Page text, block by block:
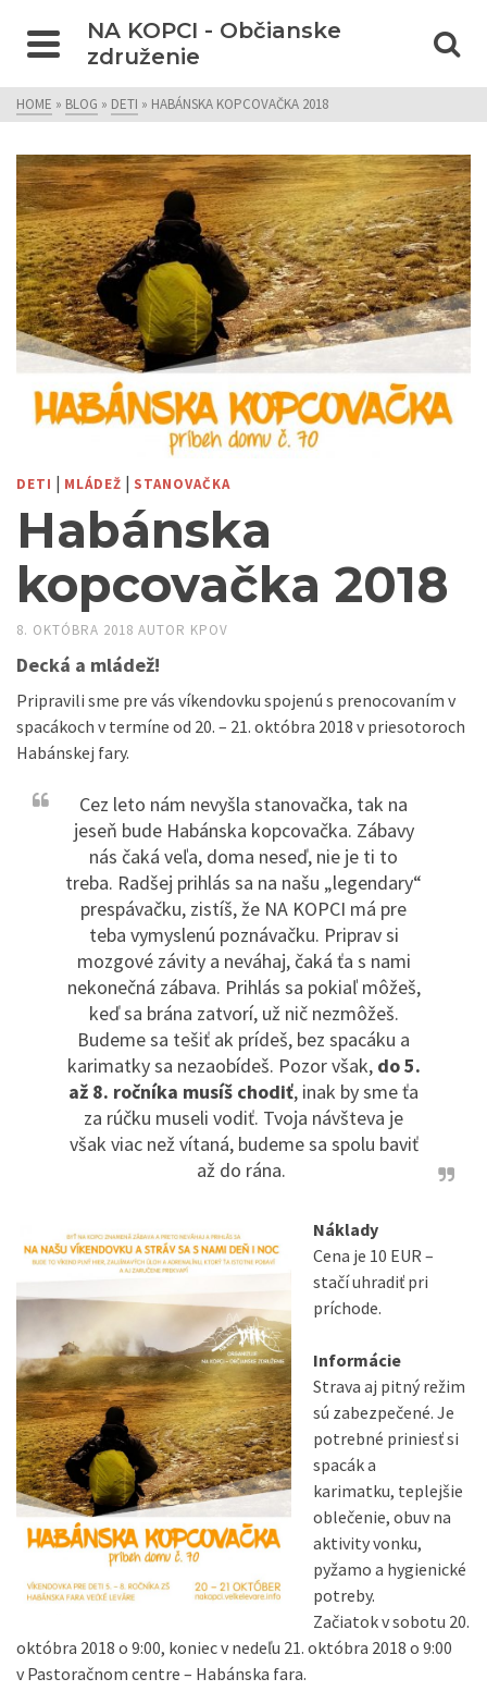
NA KOPCI - Občianske
združenie
HOME » BLOG » DETI » HABÁNSKA KOPCOVAČKA 2018
DETI | MLÁDEŽ | STANOVAČKA
Habánska
kopcovačka 2018
8. OKTÓBRA 2018 AUTOR KPOV
Decká a mládež!
Pripravili sme pre vás víkendovku spojenú s prenocovaním v
spacákoch v termíne od 20. – 21. októbra 2018 v priesotoroch
Habánskej fary.
Cez leto nám nevyšla stanovačka, tak na
jeseň bude Habánska kopcovačka. Zábavy
nás čaká veľa, doma neseď, nie je ti to
treba. Radšej prihlás sa na našu „legendary“
prespávačku, zistíš, že NA KOPCI má pre
teba vymyslenú poznávačku. Priprav si
mozgové závity a neváhaj, čaká ťa s nami
nekonečná zábava. Prihlás sa pokiaľ môžeš,
keď sa brána zatvorí, už nič nezmôžeš.
Budeme sa tešiť ak prídeš, bez spacáku a
karimatky sa nezaobídeš. Pozor však, do 5.
až 8. ročníka musíš chodiť, inak by sme ťa
za rúčku museli vodiť. Tvoja návšteva je
však viac než vítaná, budeme sa spolu baviť
až do rána.
Náklady
Cena je 10 EUR –
stačí uhradiť pri
príchode.
Informácie
Strava aj pitný režim
sú zabezpečené. Je
potrebné priniesť si
spacák a
karimatku, teplejšie
oblečenie, obuv na
aktivity vonku,
pyžamo a hygienické
potreby.
Začiatok v sobotu 20.
októbra 2018 o 9:00, koniec v nedeľu 21. októbra 2018 o 9:00
v Pastoračnom centre – Habánska fara.